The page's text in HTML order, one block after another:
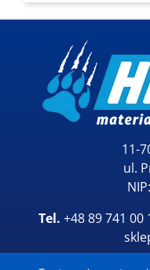
11-
ul.
Tel. +48 89 741 00